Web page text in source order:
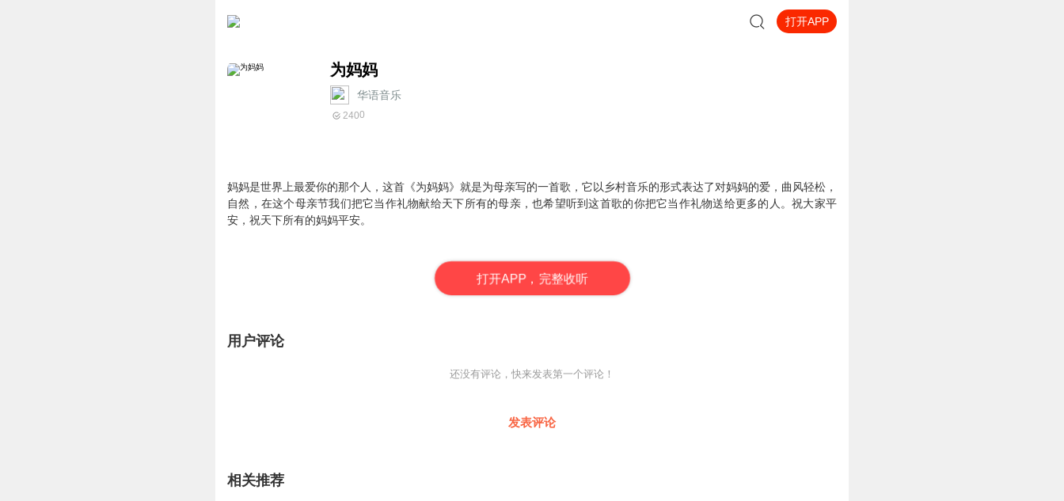
打开APP
为妈妈
华语音乐
2400
妈妈是世界上最爱你的那个人，这首《为妈妈》就是为母亲写的一首歌，它以乡村音乐的形式表达了对妈妈的爱，曲风轻松，
自然，在这个母亲节我们把它当作礼物献给天下所有的母亲，也希望听到这首歌的你把它当作礼物送给更多的人。祝大家平
安，祝天下所有的妈妈平安。
打开APP，完整收听
用户评论
还没有评论，快来发表第一个评论！
发表评论
相关推荐